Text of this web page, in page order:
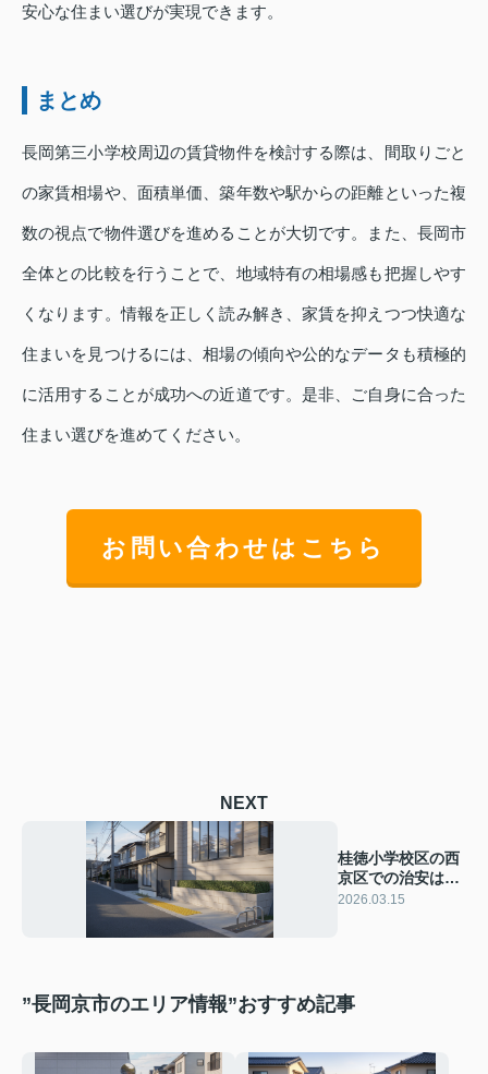
安心な住まい選びが実現できます。
まとめ
長岡第三小学校周辺の賃貸物件を検討する際は、間取りごと
の家賃相場や、面積単価、築年数や駅からの距離といった複
数の視点で物件選びを進めることが大切です。また、長岡市
全体との比較を行うことで、地域特有の相場感も把握しやす
くなります。情報を正しく読み解き、家賃を抑えつつ快適な
住まいを見つけるには、相場の傾向や公的なデータも積極的
に活用することが成功への近道です。是非、ご自身に合った
住まい選びを進めてください。
お問い合わせはこちら
NEXT
桂徳小学校区の西
京区での治安は？
子育てしやすさも
2026.03.15
”長岡京市のエリア情報”おすすめ記事